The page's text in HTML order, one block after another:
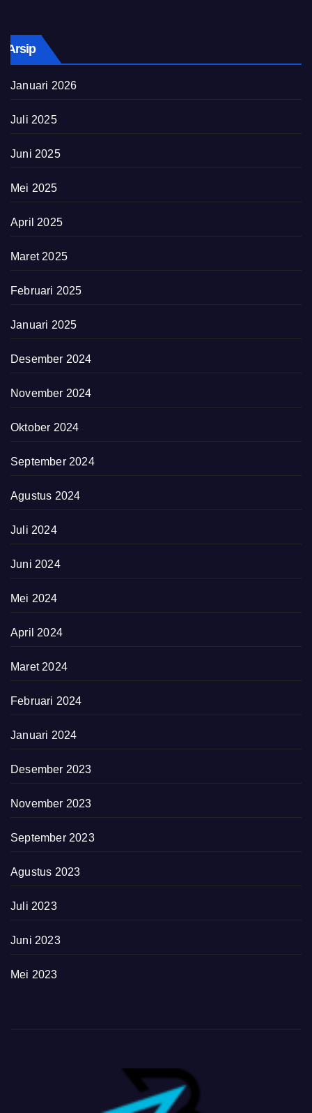
Arsip
Januari 2026
Juli 2025
Juni 2025
Mei 2025
April 2025
Maret 2025
Februari 2025
Januari 2025
Desember 2024
November 2024
Oktober 2024
September 2024
Agustus 2024
Juli 2024
Juni 2024
Mei 2024
April 2024
Maret 2024
Februari 2024
Januari 2024
Desember 2023
November 2023
September 2023
Agustus 2023
Juli 2023
Juni 2023
Mei 2023